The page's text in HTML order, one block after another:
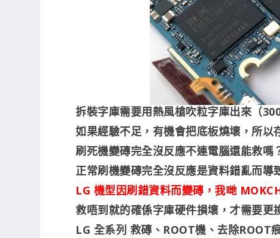
拆裝字庫需要用熱風槍吹粒字庫出來（
如果經驗不足，有機會把底板燒壞，所以
刷死機變磚完全沒反應不連電腦還能救嗎
正常刷機變磚完全沒反應是資料錯亂而導
LG 機型因刷錯資料而變磚，我哋
救唔到就的確係字庫硬件損壞，才需要更
LG 全系列 救磚、ROOT機、去除ROOT